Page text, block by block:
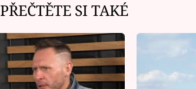
PŘEČTĚTE SI TAKÉ